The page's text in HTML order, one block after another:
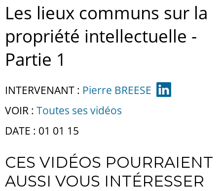
Les lieux communs sur la
propriété intellectuelle -
Partie 1
INTERVENANT : Pierre BREESE
VOIR : Toutes ses vidéos
DATE : 01 01 15
CES VIDÉOS POURRAIENT
AUSSI VOUS INTÉRESSER